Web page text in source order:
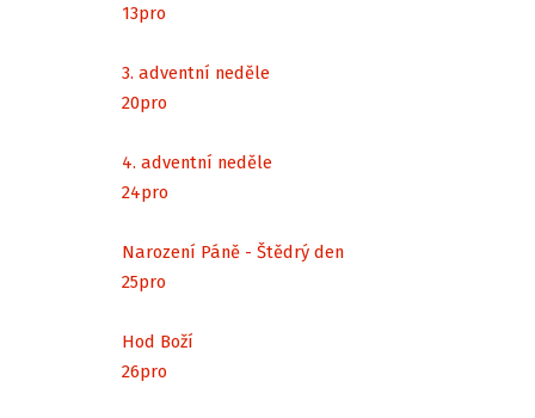
13pro
3. adventní neděle
20pro
4. adventní neděle
24pro
Narození Páně - Štědrý den
25pro
Hod Boží
26pro